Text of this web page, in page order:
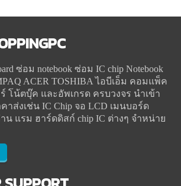
ซ่อม notebook ซ่อม IC chip Notebook
ACER TOSHIBA ไอบีเอ็ม คอมแพ็ค
ร์ โน้ตบุ๊ค และอัพเกรด ครบวงจร นำเข้า
าส่งเช่น IC Chip จอ LCD เมนบอร์ด
น แรม ฮาร์ดดิสก์ chip IC ต่างๆ จำหน่าย